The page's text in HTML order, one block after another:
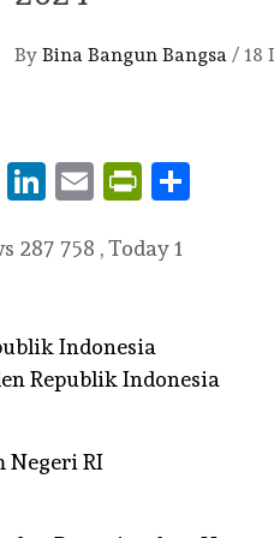
By Bina Bangun Bangsa / 18
WhatsApp
LinkedIn
Email
287 758 , Today 1
Indonesia
Republik Indonesia
Negeri RI
KAILI,
DARI